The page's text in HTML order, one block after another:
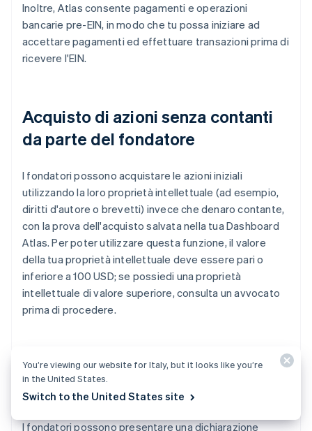
Inoltre, Atlas consente pagamenti e operazioni
bancarie pre-EIN, in modo che tu possa iniziare ad
accettare pagamenti ed effettuare transazioni prima di
ricevere l'EIN.
Acquisto di azioni senza contanti
da parte del fondatore
I fondatori possono acquistare le azioni iniziali
utilizzando la loro proprietà intellettuale (ad esempio,
diritti d'autore o brevetti) invece che denaro contante,
con la prova dell'acquisto salvata nella tua Dashboard
Atlas. Per poter utilizzare questa funzione, il valore
della tua proprietà intellettuale deve essere pari o
inferiore a 100 USD; se possiedi una proprietà
intellettuale di valore superiore, consulta un avvocato
prima di procedere.
Presentazione automatica della
dichiarazione fiscale 83(b)
I fondatori possono presentare una dichiarazione
You’re viewing our website for Italy, but it looks like you’re
in the United States.
Switch to the United States site